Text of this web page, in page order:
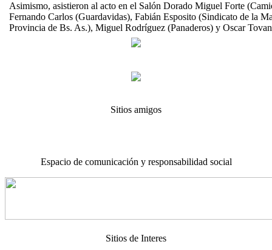
Asimismo, asistieron al acto en el Salón Dorado Miguel Forte
Fernando Carlos (Guardavidas), Fabián Esposito (Sindicato de la
Provincia de Bs. As.), Miguel Rodríguez (Panaderos) y Oscar
Sitios amigos
Espacio de comunicación y responsabilidad social
Sitios de Interes